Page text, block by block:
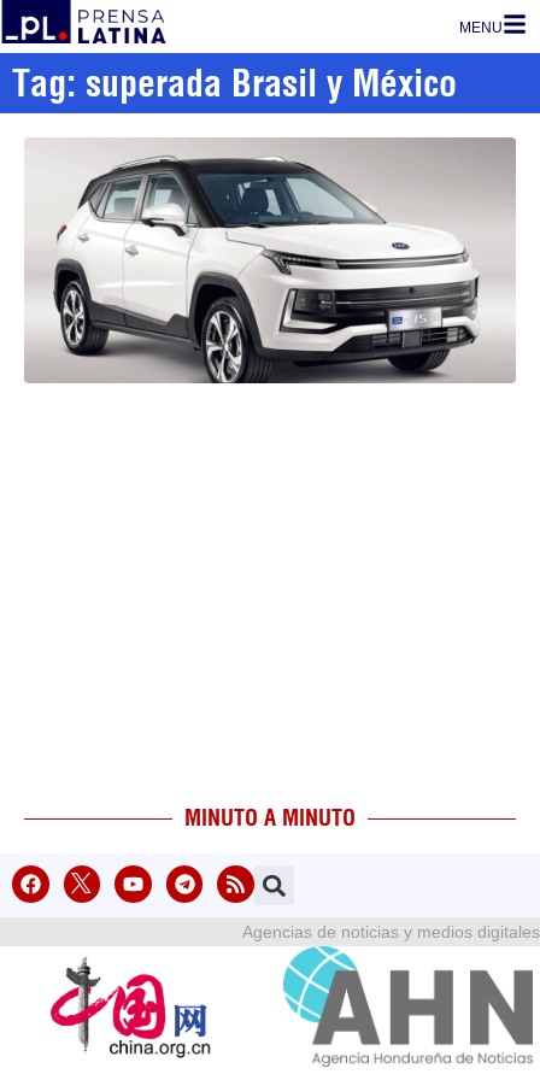
MENU
Tag: superada Brasil y México
MINUTO A MINUTO
Agencias de noticias y medios digitales